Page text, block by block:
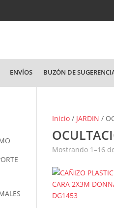
ENVÍOS BUZÓN DE
Inicio / JARDIN /
Mostrando 1–16